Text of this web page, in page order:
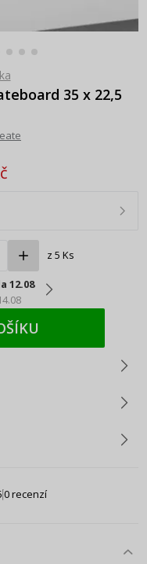
35 x 22,5
z 5 Ks
12.08
0 recenzí